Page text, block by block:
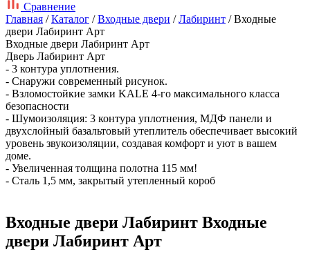
Сравнение
Главная /Каталог /Входные двери /Лабиринт / Входные
двери Лабиринт Арт
Входные двери Лабиринт Арт
Дверь Лабиринт Арт
- 3 контура уплотнения.
- Снаружи современный рисунок.
- Взломостойкие замки KALE 4-го максимального класса
безопасности
- Шумоизоляция: 3 контура уплотнения, МДФ панели и
двухслойный базальтовый утеплитель обеспечивает высокий
уровень звукоизоляции, создавая комфорт и уют в вашем
доме.
- Увеличенная толщина полотна 115 мм!
- Сталь 1,5 мм, закрытый утепленный короб
Входные двери Лабиринт Входные
двери Лабиринт Арт